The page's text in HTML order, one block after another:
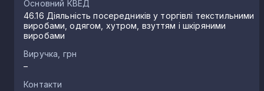
Основний КВЕД
46.16 Діяльність посередників у торгівлі текстильними
виробами, одягом, хутром, взуттям і шкіряними
виробами
Виручка, грн
–
Контакти